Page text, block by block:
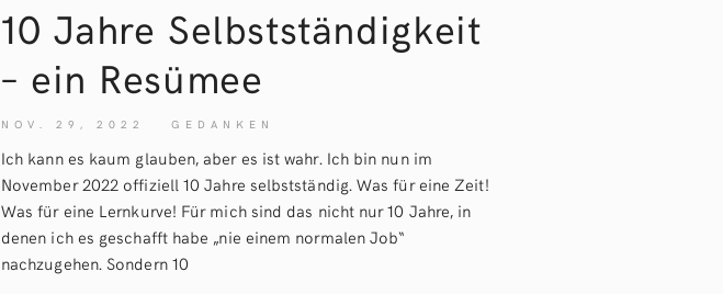
10 Jahre Selbstständigkeit
– ein Resümee
NOV. 29, 2022 GEDANKEN
Ich kann es kaum glauben, aber es ist wahr. Ich bin nun im
November 2022 offiziell 10 Jahre selbstständig. Was für eine Zeit!
Was für eine Lernkurve! Für mich sind das nicht nur 10 Jahre, in
denen ich es geschafft habe „nie einem normalen Job“
nachzugehen. Sondern 10